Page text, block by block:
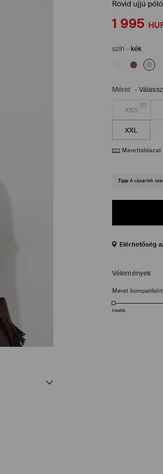
Rövid ujjú póló
1 995
szín - kék
Méret -
XXS
XXL
Mérettáblázat
Tipp A vásárlók
Elérhetőség
Vélemények
Méret
kisebb